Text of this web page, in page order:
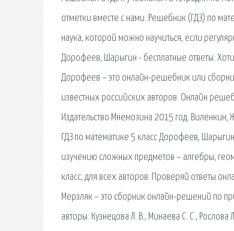
отметки вместе с нами. Решебник (ГДЗ) по
наука, которой можно научиться, если
Дорофеев, Шарыгин - бесплатные ответы.
Дорофеев – это онлайн-решебник или
известных российских авторов. Онлайн
Издательство Мнемозина 2015 год.
ГДЗ по математике 5 класс Дорофеев,
изучению сложных предметов – алгебры,
класс, для всех авторов. Проверяй ответы
Мерзляк – это сборник онлайн-решений по
авторы: Кузнецова Л. В., Минаева С. С.,